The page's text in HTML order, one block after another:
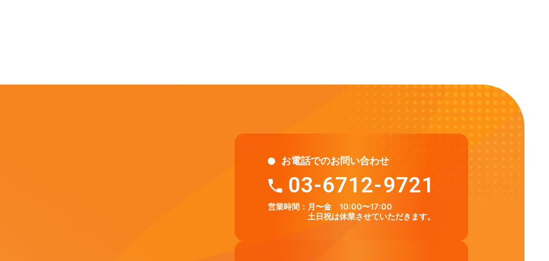
お電話でのお問い合わせ
03-6712-9721
営業時間： 月〜金 10:00〜17:00
土日祝は休業させていただきます。